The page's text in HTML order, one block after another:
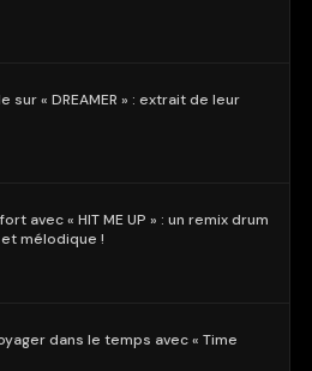
sur « DREAMER » : extrait de leur
avec « HIT ME UP » : un remix drum
mélodique !
dans le temps avec « Time